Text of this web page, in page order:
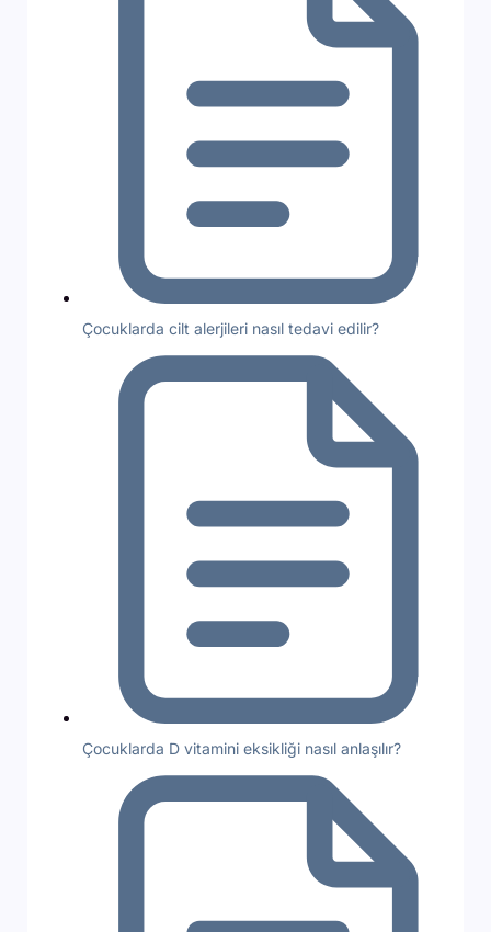
Çocuklarda cilt alerjileri nasıl tedavi edilir?
Çocuklarda D vitamini eksikliği nasıl anlaşılır?